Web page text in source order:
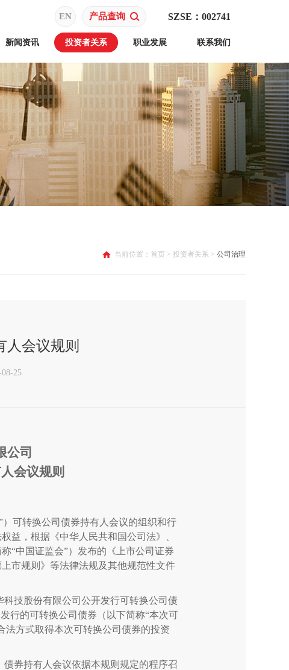
新闻资讯 投资者关系 职业发展 联系我们
SZSE：002741
EN 产品查询
当前位置： 首页 > 投资者关系 > 公司治理
人会议规则
08-25
公司
会议规则
可转换公司债券持有人会议的组织和行
益，根据《中华人民共和国公司法》、
“中国证监会”）发布的《上市公司证券
市规则》等法律法规及其他规范性文件
技股份有限公司公开发行可转换公司债
行的可转换公司债券（以下简称“本次可
法方式取得本次可转换公司债券的投资
券持有人会议依据本规则规定的程序召